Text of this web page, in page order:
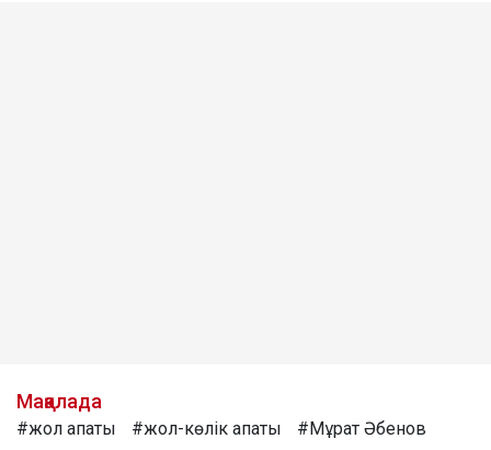
Мақалада
#жол апаты #жол-көлік апаты #Мұрат Әбенов